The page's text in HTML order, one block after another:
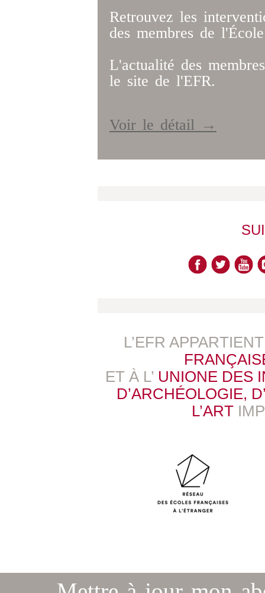
Retrouvez les
des membres de
L'actualité des
le site de l'EFR.
Voir le détail →
L’EFR
ET À L’ UNIONE DES
D’ARCHÉOLOGIE,
L’ART